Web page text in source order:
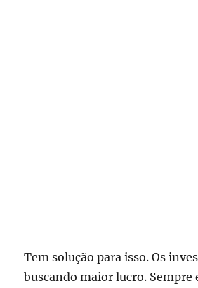
Tem solução para isso. Os
buscando maior lucro. Sempre